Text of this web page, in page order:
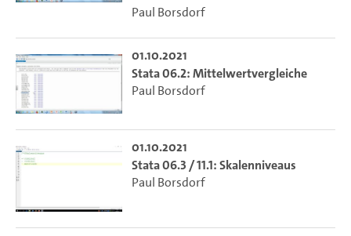
Paul Borsdorf
01.10.2021
Stata 06.2: Mittelwertvergleiche
Paul Borsdorf
01.10.2021
Stata 06.3 / 11.1: Skalenniveaus
Paul Borsdorf